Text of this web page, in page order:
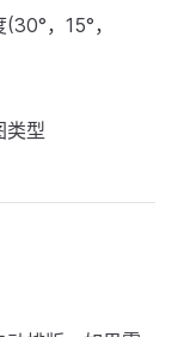
，15°，
类型